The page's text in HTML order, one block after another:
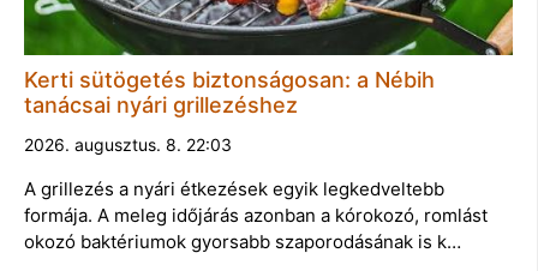
Kerti sütögetés biztonságosan: a Nébih
tanácsai nyári grillezéshez
2026. augusztus. 8. 22:03
A grillezés a nyári étkezések egyik legkedveltebb
formája. A meleg időjárás azonban a kórokozó, romlást
okozó baktériumok gyorsabb szaporodásának is k…